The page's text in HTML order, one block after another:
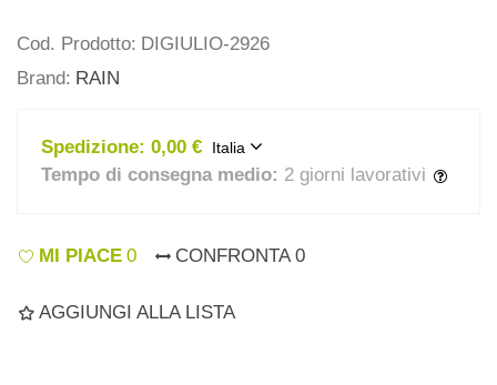
Cod. Prodotto: DIGIULIO-2926
Brand: RAIN
Spedizione: 0,00 € Italia
Tempo di consegna medio: 2 giorni lavorativi
MI PIACE 0 CONFRONTA 0
AGGIUNGI ALLA LISTA